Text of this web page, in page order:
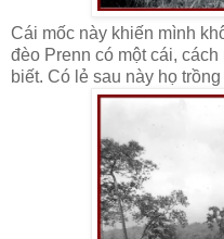
Cái mốc này khiến mình
đèo Prenn có một cái,
biết. Có lẻ sau này họ